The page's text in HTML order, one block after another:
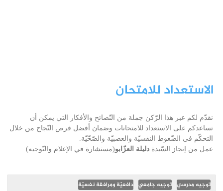
الاستعداد للامتحان
نقدّم لكم عبر هذا الرّكن جملة من النّصائح والأفكار التي يمكن أن
تساعدكم على الاستعداد للامتحانات وضمان أفضل فرص النّجاح من خلال
التحكّم في الضّغوط النفسيّة والعصبيّة والصّحّيّة.
عمل من إنجاز السّيدة دليلة العزّابو(مستشارة في الإعلام والتّوجيه)
توجيه مدرسي توجيه جامعي دافعيّة ومرافقة نفسيّة